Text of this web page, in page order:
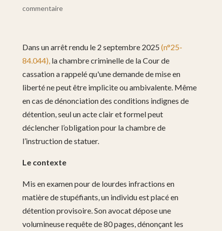
commentaire
Dans un arrêt rendu le 2 septembre 2025 (n°25-
84.044),la chambre criminelle de la Cour de
cassation a rappelé qu'une demande de mise en
liberté ne peut être implicite ou ambivalente. Même
en cas de dénonciation des conditions indignes de
détention, seul un acte clair et formel peut
déclencher l’obligation pour la chambre de
l’instruction de statuer.
Le contexte
Mis en examen pour de lourdes infractions en
matière de stupéfiants, un individu est placé en
détention provisoire. Son avocat dépose une
volumineuse requête de 80 pages, dénonçant les